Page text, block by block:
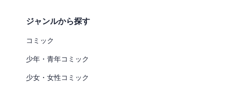
ジャンルから探す
コミック
少年・青年コミック
少女・女性コミック